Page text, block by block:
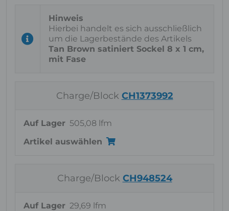
Hierbei handelt es sich ausschließlich
um die Lagerbestände des Artikels
Tan Brown satiniert Sockel 8 x 1 cm,
mit Fase
Charge/Block CH1373992
Auf Lager 505,08 lfm
Artikel auswählen
Charge/Block CH948524
Auf Lager 29,69 lfm